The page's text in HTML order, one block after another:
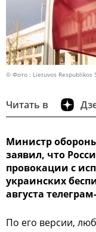
© Фото : Lietuvos Respublikos
Читать в
Министр
заявил, что
провокации с
украинских
августа
По его версии,